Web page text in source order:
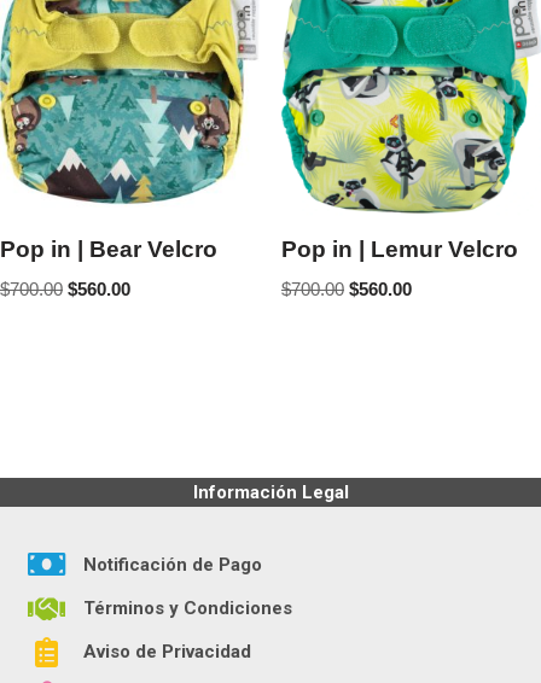
Pop in | Bear Velcro
$700.00 $560.00
Pop in | Lemur Velcro
$700.00 $560.00
Información Legal
Notificación de Pago
Términos y Condiciones
Aviso de Privacidad